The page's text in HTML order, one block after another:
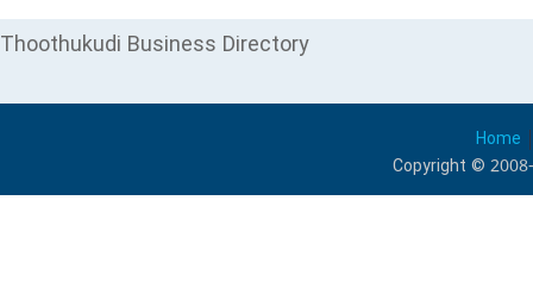
Thoothukudi Business Directory
Home
Copyright ©